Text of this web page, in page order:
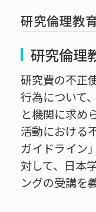
研究倫理教
研究倫理
研究費の不正
行為について
と機関に求め
活動における
ガイドライン
対して、日本
ングの受講を